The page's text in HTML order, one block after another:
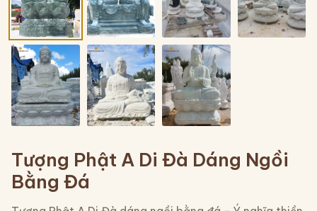
Tượng Phật A Di Đà Dáng Ngồi
Bằng Đá